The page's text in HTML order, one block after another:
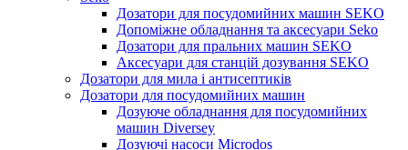
Дозатори для посудомийних машин SEKO
Допоміжне обладнання та аксесуари Seko
Дозатори для пральних машин SEKO
Аксесуари для станцій дозування SEKO
Дозатори для мила і антисептиків
Дозатори для посудомийних машин
Дозуюче обладнання для посудомийних
машин Diversey
Дозуючі насоси Microdos